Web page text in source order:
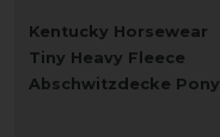
Kentucky Horsewear
Tiny Heavy Fleece
Abschwitzdecke Pony